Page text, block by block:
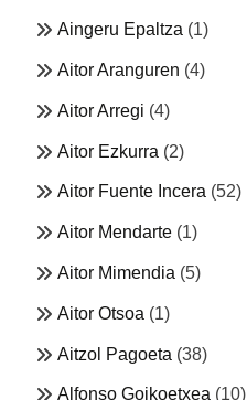
Aingeru Epaltza (1)
Aitor Aranguren (4)
Aitor Arregi (4)
Aitor Ezkurra (2)
Aitor Fuente Incera (52)
Aitor Mendarte (1)
Aitor Mimendia (5)
Aitor Otsoa (1)
Aitzol Pagoeta (38)
Alfonso Goikoetxea (10)